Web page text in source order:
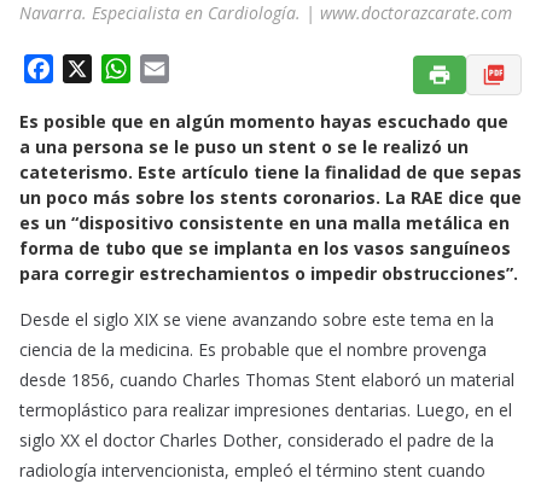
Navarra. Especialista en Cardiología. | www.doctorazcarate.com
c
e
b
o
o
k
W
a
t
s
A
p
p
a
l
Es posible que en algún momento hayas escuchado que
a una persona se le puso un stent o se le realizó un
cateterismo. Este artículo tiene la finalidad de que sepas
un poco más sobre los stents coronarios. La RAE dice que
es un “dispositivo consistente en una malla metálica en
forma de tubo que se implanta en los vasos sanguíneos
para corregir estrechamientos o impedir obstrucciones”.
Desde el siglo XIX se viene avanzando sobre este tema en la
ciencia de la medicina. Es probable que el nombre provenga
desde 1856, cuando Charles Thomas Stent elaboró un material
termoplástico para realizar impresiones dentarias. Luego, en el
siglo XX el doctor Charles Dother, considerado el padre de la
radiología intervencionista, empleó el término stent cuando